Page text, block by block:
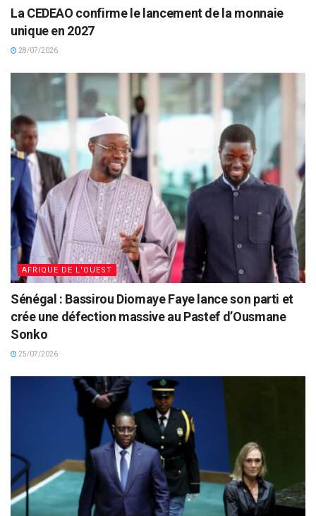
La CEDEAO confirme le lancement de la monnaie
unique en 2027
28/07/2026
AFRIQUE DE L'OUEST
Sénégal : Bassirou Diomaye Faye lance son parti et
crée une défection massive au Pastef d’Ousmane
Sonko
25/07/2026